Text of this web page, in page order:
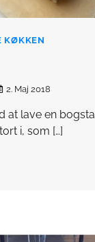
KØKKEN
2. Maj 2018
at lave en
i, som […]